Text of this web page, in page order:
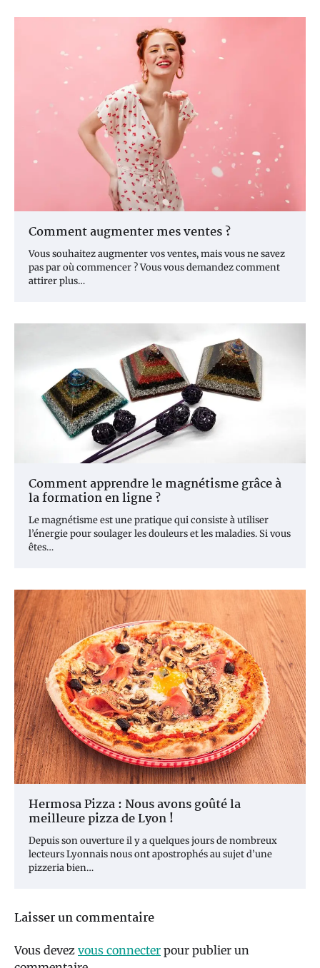
Comment augmenter mes ventes ?
Vous souhaitez augmenter vos ventes, mais vous ne savez
pas par où commencer ? Vous vous demandez comment
attirer plus…
Comment apprendre le magnétisme grâce à
la formation en ligne ?
Le magnétisme est une pratique qui consiste à utiliser
l’énergie pour soulager les douleurs et les maladies. Si vous
êtes…
Hermosa Pizza : Nous avons goûté la
meilleure pizza de Lyon !
Depuis son ouverture il y a quelques jours de nombreux
lecteurs Lyonnais nous ont apostrophés au sujet d’une
pizzeria bien…
Laisser un commentaire
Vous devez vous connecter pour publier un